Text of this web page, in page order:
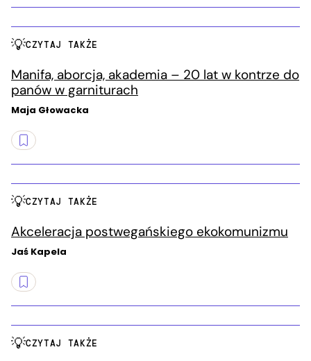
CZYTAJ TAKŻE
Manifa, aborcja, akademia – 20 lat w kontrze do
panów w garniturach
Maja Głowacka
CZYTAJ TAKŻE
Akceleracja postwegańskiego ekokomunizmu
Jaś Kapela
CZYTAJ TAKŻE